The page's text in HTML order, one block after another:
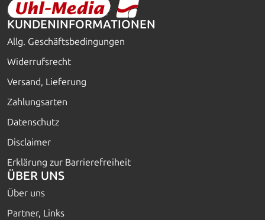
KUNDENINFORMATIONEN
Allg. Geschäftsbedingungen
Widerrufsrecht
Versand, Lieferung
Zahlungsarten
Datenschutz
Disclaimer
Erklärung zur Barrierefreiheit
ÜBER UNS
Über uns
Partner, Links